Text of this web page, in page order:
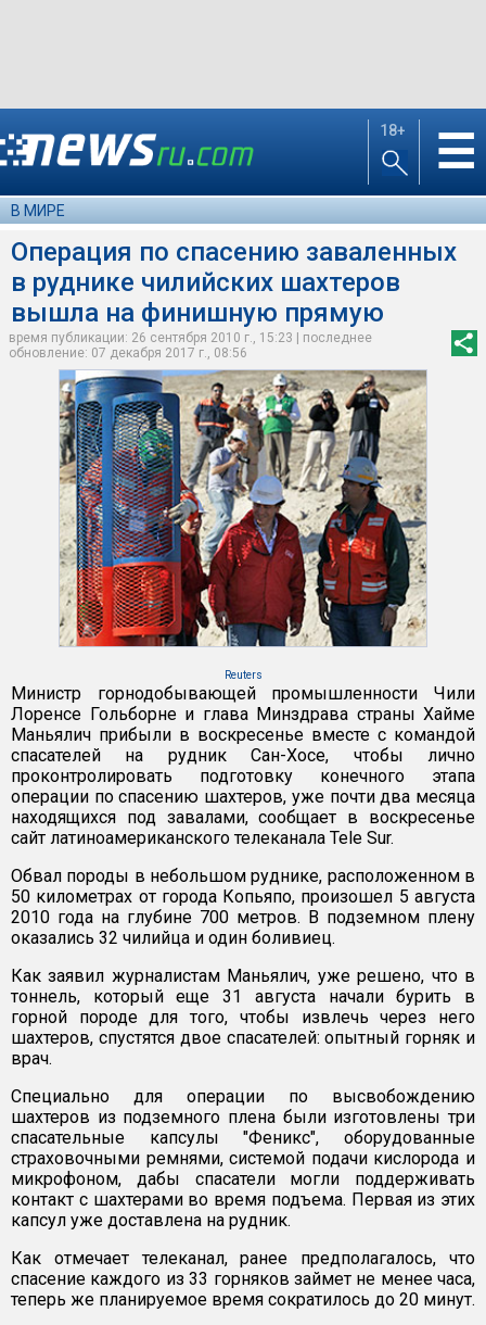
18+ ☰
В МИРЕ
Операция по спасению заваленных
в руднике чилийских шахтеров
вышла на финишную прямую
время публикации: 26 сентября 2010 г., 15:23 | последнее
обновление: 07 декабря 2017 г., 08:56
Reuters
Министр горнодобывающей промышленности Чили
Лоренсе Гольборне и глава Минздрава страны Хайме
Маньялич прибыли в воскресенье вместе с командой
спасателей на рудник Сан-Хосе, чтобы лично
проконтролировать подготовку конечного этапа
операции по спасению шахтеров, уже почти два месяца
находящихся под завалами, сообщает в воскресенье
сайт латиноамериканского телеканала Tele Sur.
Обвал породы в небольшом руднике, расположенном в
50 километрах от города Копьяпо, произошел 5 августа
2010 года на глубине 700 метров. В подземном плену
оказались 32 чилийца и один боливиец.
Как заявил журналистам Маньялич, уже решено, что в
тоннель, который еще 31 августа начали бурить в
горной породе для того, чтобы извлечь через него
шахтеров, спустятся двое спасателей: опытный горняк и
врач.
Специально для операции по высвобождению
шахтеров из подземного плена были изготовлены три
спасательные капсулы "Феникс", оборудованные
страховочными ремнями, системой подачи кислорода и
микрофоном, дабы спасатели могли поддерживать
контакт с шахтерами во время подъема. Первая из этих
капсул уже доставлена на рудник.
Как отмечает телеканал, ранее предполагалось, что
спасение каждого из 33 горняков займет не менее часа,
теперь же планируемое время сократилось до 20 минут.